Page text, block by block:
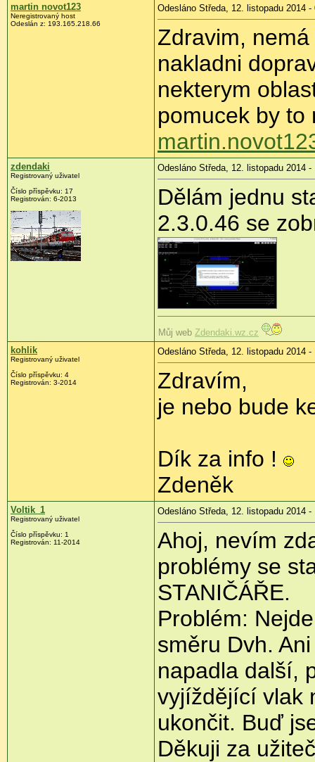
martin novot123
Neregistrovaný host
Odeslán z: 193.165.218.66
Odesláno Středa, 12. listopadu 2014 -
Zdravim,
nakladni
nekterym
pomucek by to
zdendaki
Registrovaný uživatel
Číslo příspěvku: 17
Registrován: 6-2013
Odesláno Středa, 12. listopadu 2014 -
Dělám jednu
2.3.0.46 se
Můj web Zdendaki.wz.cz
kohlik
Registrovaný uživatel
Číslo příspěvku: 4
Registrován: 3-2014
Odesláno Středa, 12. listopadu 2014 -
Zdravím,
je nebo bude
Dík za info !
Zdeněk
Voltik_1
Registrovaný uživatel
Číslo příspěvku: 1
Registrován: 11-2014
Odesláno Středa, 12. listopadu 2014 -
Ahoj, nevím
problémy se
STANIČÁŘE.
Problém:
směru Dvh.
napadla další,
vyjíždějící vlak
ukončit. Buď
Děkuji za